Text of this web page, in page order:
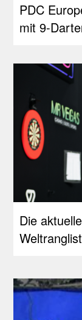
PDC
mit 9-
Die